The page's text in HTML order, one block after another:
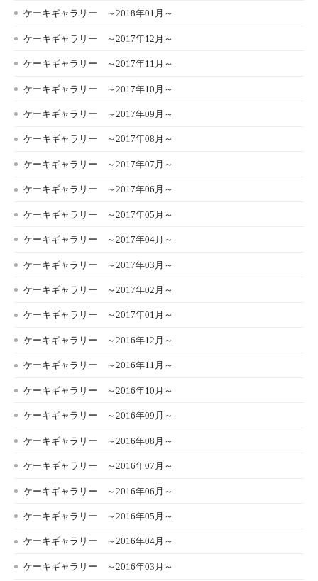
ケーキギャラリー ～2018年01月～
ケーキギャラリー ～2017年12月～
ケーキギャラリー ～2017年11月～
ケーキギャラリー ～2017年10月～
ケーキギャラリー ～2017年09月～
ケーキギャラリー ～2017年08月～
ケーキギャラリー ～2017年07月～
ケーキギャラリー ～2017年06月～
ケーキギャラリー ～2017年05月～
ケーキギャラリー ～2017年04月～
ケーキギャラリー ～2017年03月～
ケーキギャラリー ～2017年02月～
ケーキギャラリー ～2017年01月～
ケーキギャラリー ～2016年12月～
ケーキギャラリー ～2016年11月～
ケーキギャラリー ～2016年10月～
ケーキギャラリー ～2016年09月～
ケーキギャラリー ～2016年08月～
ケーキギャラリー ～2016年07月～
ケーキギャラリー ～2016年06月～
ケーキギャラリー ～2016年05月～
ケーキギャラリー ～2016年04月～
ケーキギャラリー ～2016年03月～